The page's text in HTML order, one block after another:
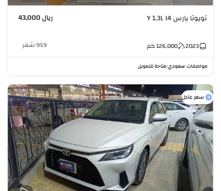
تويوتا يارس Y 1.3L I4 ريال 43,000
2023
126,000كم 959
/شهر
مواصفات سعودي•متاحة للتمويل
سعر عادل